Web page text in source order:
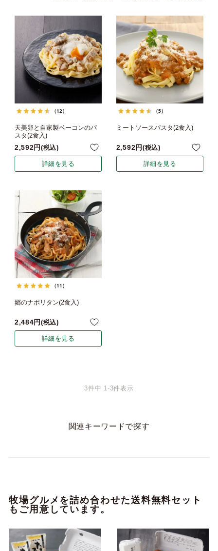
（12）
天美卵と自家製ベーコンのパ
スタ(2食入)
2,592 税込
詳細を見る
（5）
ミートソースパスタ(2食入)
2,592 税込
詳細を見る
（11）
郷のナポリタン(2食入)
2,484 税込
詳細を見る
3件中 1 -3件表示
関連キーワードで探す
牧場グルメを詰め合わせた送料無料セット
もご用意しています。